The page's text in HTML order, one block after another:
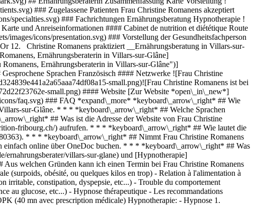
### Zugelassene Patienten Frau Christine Romanens akzeptiert
specialties.svg) ### Fachrichtungen Ernährungsberatung Hypnotherapie !
und Anreiseinformationen #### Cabinet de nutrition et diététique Route
icons/presentation.svg) ### Vorstellung der Gesundheitsfachperson
12. Christine Romanens praktiziert __Ernährungsberatung in Villars-sur-
Ernährungsberaterin in Villars-sur-Glâne]
Ernährungsberaterin in Villars-sur-Glâne")]
Sprachen Französisch #### Netzwerke ![Frau Christine
small.png)![Frau Christine Romanens ist bei
small.png) #### Website [Zur Website *open\_in\_new*]
faq.svg) ### FAQ *expand\_more* *keyboard\_arrow\_right* ## Wie
sur-Glâne. * * * *keyboard\_arrow\_right* ## Welche Sprachen
## Was ist die Adresse der Website von Frau Christine
fribourg.ch/) aufrufen. * * * *keyboard\_arrow\_right* ## Wie lautet die
* * * *keyboard\_arrow\_right* ## Nimmt Frau Christine Romanens
einfach online über OneDoc buchen. * * * *keyboard\_arrow\_right* ## Was
ernahrungsberater/villars-sur-glane) und [Hypnotherapie]
welchen Gründen kann ich einen Termin bei Frau Christine Romanens
(surpoids, obésité, ou quelques kilos en trop) - Relation à l'alimentation à
irritable, constipation, dyspepsie, etc...) - Trouble du comportement
au glucose, etc...) - Hypnose thérapeutique - Les recommandations
(40 mn avec prescription médicale) Hypnotherapie: - Hypnose 1. [OneDoc](https://www.onedoc.ch/de/)/ 2. [Ernährungsberater](https://www.onedoc.ch/de/ernahrungsberater)/ 3. [Kanton Freiburg](https://www.onedoc.ch/de/ernahrungsberater/kanton-freiburg)/ 4. [Villars-sur-Glâne](https://www.onedoc.ch/de/ernahrungsberater/villars-sur-glane)/ 5. Frau Christine Romanens ### Termin buchen bei Frau Christine Romanens Füllen Sie die folgenden Felder aus 1 Fachrichtung Wählen Sie eine Fachrichtung * * * *touch\_app* Wählen Sie einen Termin *chevron\_left* Mi. 05 Aug. *chevron\_right* Mehr Termine anzeigen Zeitfenster Termin buchen ### Laden Sie die OneDoc-App herunter Buchen Sie online einen Termin bei einem Arzt, Zahnarzt oder Therapeuten in Ihrer Nähe in der Schweiz. Mit der OneDoc-App können Sie alle Ihre medizinischen Termine von Ihrem Handy aus verwalten, jederzeit und überall. ![QR-Code, der zum Apple App Store oder Google Play leitet, um die OneDoc Patienten-App zu laden](https://www.onedoc.ch/assets/images/download-app-qr.jpeg) Scannen Sie den QR-Code, um die App herunterzuladen [![Laden Sie unsere App im App Store herunter!](https://www.onedoc.ch/assets/images/app-store-badge-de.svg)](https://apps.apple.com/ch/app/onedoc/id1592376413?l=fr)[![Laden Sie unsere App im Google Play Store herunter!](https://www.onedoc.ch/assets/images/google-play-badge-de.png)](https://play.google.com/store/apps/details?id=ch.onedoc.patient&hl=fr-CH) *keyboard\_arrow\_right* ## Verwandte Fachgebiete [Ernährungsberater in Lausanne](https://www.onedoc.ch/de/ernahrungsberater/lausanne)[Ernährungsberater in Bern](https://www.onedoc.ch/de/ernahrungsberater/bern)[Ernährungsberater in Montreux](https://www.onedoc.ch/de/ernahrungsberater/montreux)[Ernährungsberater in Lutry](https://www.onedoc.ch/de/ernahrungsberater/lutry)[Ernährungsberater in Neuenburg](https://www.onedoc.ch/de/ernahrungsberater/neuenburg)[Ernährungsberater in Köniz](https://www.onedoc.ch/de/ernahrungsberater/koniz)[Ernährungsberater in Villars-sur-Glâne](https://www.onedoc.ch/de/ernahrungsberater/villars-sur-glane)[Hypnotherapeut (Hypnose) in Lausanne](https://www.onedoc.ch/de/hypnotherapeut-hypnose/lausanne)[Hypnotherapeut (Hypnose) in Bulle](https://www.onedoc.ch/de/hypnotherapeut-hypnose/bulle)[Hypnotherapeut (Hypnose) in Neuenburg](https://www.onedoc.ch/de/hypnotherapeut-hypnose/neuenburg)[Hypnotherapeut (Hypnose) in Vevey](https://www.onedoc.ch/de/hypnotherapeut-hypnose/vevey)[Hypnotherapeut (Hypnose) in Montreux](https://www.onedoc.ch/de/hypnotherapeut-hypnose/montreux)[Hypnotherapeut (Hypnose) in Bern](https://www.onedoc.ch/de/hypnotherapeut-hypnose/bern)[Hypnotherapeut (Hypnose) in Freiburg](https://www.onedoc.ch/de/hypnotherapeut-hypnose/freiburg)[Hypnotherapeut (Hypnose) in Biel](https://www.onedoc.ch/de/hypnotherapeut-hypnose/biel)[Hypnotherapeut (Hypnose) in Yverdon-les-Bains](https://www.onedoc.ch/de/hypnotherapeut-hypnose/yverdon-les-bains)[Hypnotherapeut (Hypnose) in Payerne](https://www.onedoc.ch/de/hypnotherapeut-hypnose/payerne)[Hypnotherapeut (Hypnose) in Suscévaz](https://www.onedoc.ch/de/hypnotherapeut-hypnose/suscevaz)[Hypnotherapeut (Hypnose) in Rennaz](https://www.onedoc.ch/de/hypnotherapeut-hypnose/rennaz)[Hypnotherapeut (Hypnose) in Thun](https://www.onedoc.ch/de/hypnotherapeut-hypnose/thun)[Hypnotherapeut (Hypnose) in Blonay - Saint-Légier](https://www.onedoc.ch/de/hypnotherapeut-hypnose/blonay-saint-legier) *keyboard\_arrow\_right* ## Beliebte Suchbegriffe [Physiotherapeut in Lausanne](https://www.onedoc.ch/de/physiotherapeut/lausanne)[Psychologe in Lausanne](https://www.onedoc.ch/de/psychologe/lausanne)[Masseur (klassische Massage) in Lausanne](https://www.onedoc.ch/de/masseur-klassische-massage/lausanne)[Osteopath in Lausanne](https://www.onedoc.ch/de/osteopath/lausanne)[Hausarzt (Allgemeinmedizin) in Lausanne](https://www.onedoc.ch/de/hausarzt-allgemeinmedizin/lausanne)[Hausarzt (Allgemeinmedizin) in Bern](https://www.onedoc.ch/de/hausarzt-allgemeinmedizin/bern)[Gynäkologe (Frauenarzt und Geburtshelfer) in Bern](https://www.onedoc.ch/de/gynakologe-frauenarzt-und-geburtshelfer/bern)[Manuelle Lymphdrainage Therapeut in Lausanne](https://www.onedoc.ch/de/manuelle-lymphdrainage-therapeut/lausanne)[Physiotherapeut in Bern](https://www.onedoc.ch/de/physiotherapeut/bern)[Reflexologietherapeut in Lausanne](https://www.onedoc.ch/de/reflexologietherapeut/lausanne)[Zahnarzt in Lausanne](https://www.onedoc.ch/de/zahnarzt/lausanne)[Augenarzt in Lausanne](https://www.onedoc.ch/de/augenarzt/lausanne)[Augenarzt in Bern](https://www.onedoc.ch/de/augenarzt/bern)[Akupunkteur in Lausanne](https://www.onedoc.ch/de/akupunkteur/lausanne)[Masseur (therapeutische Massage) in Lausanne](https://www.onedoc.ch/de/masseur-therapeutische-massage/lausanne)[Hypnotherapeut (Hypnose) in Lausanne](https://www.onedoc.ch/de/hypnotherapeut-hypnose/lausanne)[Facharzt für Allgemeine Innere Medizin in Bern](https://www.onedoc.ch/de/facharzt-fur-allgemeine-innere-medizin/bern)[WAM Ernährungstherapeut in Lausanne](https://www.onedoc.ch/de/wam-ernahrungstherapeut/lausanne)[Osteopath in Freiburg](https://www.onedoc.ch/de/osteopath/freiburg)[WAM/TEN Naturheilpraktiker in Lausanne](https://www.onedoc.ch/de/wam-ten-naturheilpraktiker/lausanne)[Gynäkologe (Frauenarzt und Geburtshelfer) in Lausanne](https://www.onedoc.ch/de/gynakologe-frauenarzt-und-geburtshelfer/lausanne) *keyboard\_arrow\_right* ## Finden Sie einen Arzt oder Therapeuten [Ärzte- und Therapeutenverzeichnis](https://www.onedoc.ch/de/verzeichnis) [A](https://www.onedoc.ch/de/verzeichnis/A) [B](https://www.onedoc.ch/de/verzeichnis/B) [C](https://www.onedoc.ch/de/verzeichnis/C) [D](https://www.onedoc.ch/de/verzeichnis/D) [E](https://www.onedoc.ch/de/verzeichnis/E) [F](https://www.onedoc.ch/de/verzeichnis/F) [G](https://www.onedoc.ch/de/verzeichnis/G) [H](https://www.onedoc.ch/de/verzeichnis/H) [I](https://www.onedoc.ch/de/verzeichnis/I) [J](https://www.onedoc.ch/de/verzeichnis/J) [K](https://www.onedoc.ch/de/verzeichnis/K) [L](https://www.onedoc.ch/de/verzeichnis/L) [M](https://www.onedoc.ch/de/verzeichnis/M) [N](https://www.onedoc.ch/de/verzeichnis/N) [O](https://www.onedoc.ch/de/verzeichnis/O) [P](https://www.onedoc.ch/de/verzeichnis/P) [Q](https://www.onedoc.ch/de/verzeichnis/Q) [R](https://www.onedoc.ch/de/verzeichnis/R) [S](https://www.onedoc.ch/de/verzeichnis/S) [T](https://www.onedoc.ch/de/verzeichnis/T) [U](https://www.onedoc.ch/de/verzeichnis/U) [V](https://www.onedoc.ch/de/verzeichnis/V) [W](https://www.onedoc.ch/de/verzeichnis/W) [X](https://www.onedoc.ch/de/verzeichnis/X) [Y](https://www.onedoc.ch/de/verzeichnis/Y) [Z](https://www.onedoc.ch/de/verzeichnis/Z) ## OneDoc [Ich bin Gesundheitsfachperson](https://info.onedoc.ch/de/) [Über uns](https://info.onedoc.ch/de/unsere-mission/) [Presse](https://info.onedoc.ch/de/media/) [Karriere](https://career.onedoc.ch/de) [Datenschutzzentrum](https://privacy.onedoc.ch/de/) [Verwaltung der Cookies](javascript:Didomi.preferences.show%28%29) [Hilfezentrum](https://help.onedoc.ch/de/) ## Sprachen [Deutsch](https://www.onedoc.ch/de/ernahrungsberaterin/villars-sur-glane/pccyy/christine-romanens) [Français](https://www.onedoc.ch/fr/therapeute-en-nutrition/villars-sur-glane/pccyy/christine-romanens) [Italiano](https://www.onedoc.ch/it/terapista-della-nutrizione/villars-sur-glane/pccyy/christine-romanens) [English](https://www.onedoc.ch/en/nutrition-therapist/villars-sur-glane/pccyy/christine-romanens) ## Verwandte Fachgebiete [Ernährungsberatung in Lausanne](https://www.onedoc.ch/de/ernahrungsberater/lausanne) [Ernährungsberatung in Bern](https://www.onedoc.ch/de/ernahrungsberater/bern) [Ernährungsberatung in Montreux](https://www.onedoc.ch/de/ernahrungsberater/montreux) [Ernährungsberatung in Lutry](https://www.onedoc.ch/de/ernahrungsberater/lutry) [Ernährungsberatung in Neuenburg](https://www.onedoc.ch/de/ernahrungsberater/neuenburg) [Ernährungsberatung in Köniz](https://www.onedoc.ch/de/ernahrungsberater/koniz) [Ernährungsberatung in Villars-sur-Glâne](https://www.onedoc.ch/de/ernahrungsberater/villars-sur-glane) [Hypnosetherapie (Hypnose) in Lausanne](https://www.onedoc.ch/de/hypnotherapeut-hypnose/lausanne) [Hypnosetherapie (Hypnose) in Bulle](https://www.onedoc.ch/de/hypnotherapeut-hypnose/bulle) [Hypnosetherapie (Hypnose) in Neuenburg](https://www.onedoc.ch/de/hypnotherapeut-hypnose/neuenburg) [Hypnosetherapie (Hypnose) in Vevey](https://www.onedoc.ch/de/hypnotherapeut-hypnose/vevey) [Hypnosetherapie (Hypnose) in Montreux](https://www.onedoc.ch/de/hypnotherapeut-hypnose/montreux) [Hypnosetherapie (Hypnose) in Bern](https://www.onedoc.ch/de/hypnotherapeut-hypnose/bern) [Hypnosetherapie (Hypnose) in Freiburg](https://www.onedoc.ch/de/hypnotherapeut-hypnose/freiburg) [Hypnosetherapie (Hypnose) in Biel](https://www.onedoc.ch/de/hypnotherapeut-hypnose/biel) [Hypnosetherapie (Hypnose) in Yverdon-les-Bains](https://www.onedoc.ch/de/hypnotherapeut-hypnose/yverdon-les-bains) [Hypnosetherapie (Hypnose) in Payerne](https://www.onedoc.ch/de/hypnotherapeut-hypnose/payerne) [Hypnosetherapie (Hypnose) in Suscévaz](https://www.onedoc.ch/de/hypnotherapeut-hypnose/suscevaz) [Hypnosetherapie (Hypnose) in Rennaz](https://www.onedoc.ch/de/hypnotherapeut-hypnose/rennaz) [Hypnosetherapie (Hypnose) in Thun](https://www.onedoc.ch/de/hypnotherapeut-hypnose/thun) [Hypnosetherapie (Hypnose) in Blonay - Saint-Légier](https://www.onedoc.ch/de/hypnotherapeut-hypnose/blonay-saint-legier) ## Beliebte Suchbegriffe [Physiotherapie in Lausanne](https://www.onedoc.ch/de/physiotherapeut/lausanne) [Psychologe in Lausanne](https://www.onedoc.ch/de/psychologe/lausanne) [Masseur (klassische Massage) in Lausanne](https://www.onedoc.ch/de/masseur-klassische-massage/lausanne) [Osteopathie in Lausanne](https://www.onedoc.ch/de/osteopath/lausanne) [Hausarzt (Allgemeinmedizin) in Lausanne](https://www.onedoc.ch/de/hausarzt-allgemeinmedizin/lausanne) [Hausarzt (Allgemeinmedizin) in Bern](htt